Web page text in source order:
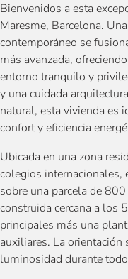
Bienvenidos a esta
Maresme, Barcelona.
contemporáneo se
más avanzada,
entorno tranquilo y
y una cuidada
natural, esta vivienda es
confort y eficiencia
Ubicada en una zona
colegios
sobre una parcela de
construida cercana a los
principales más una
auxiliares. La orientación
luminosidad durante